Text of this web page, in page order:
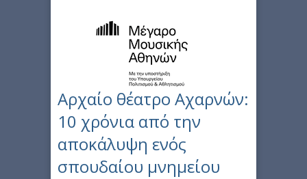
Αρχαίο θέατρο Αχαρνών:
10 χρόνια από την
αποκάλυψη ενός
σπουδαίου μνημείου